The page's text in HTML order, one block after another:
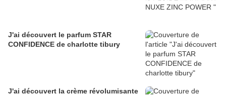
J'ai découvert le parfum STAR
CONFIDENCE de charlotte tibury
J'ai découvert la crème révolumisante